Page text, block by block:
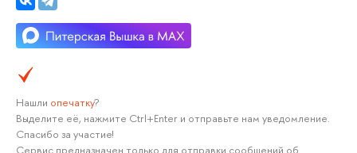
Нашли опечатку?
Выделите её, нажмите Ctrl+Enter и отправьте нам уведомление.
Спасибо за участие!
Сервис предназначен только для отправки сообщений об